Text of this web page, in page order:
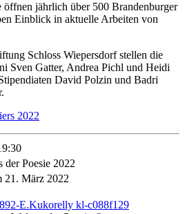
jährlich über 500 Brandenburger
Einblick in aktuelle Arbeiten von
Schloss Wiepersdorf stellen die
Sven Gatter, Andrea Pichl und Heidi
David Polzin und Badri
2022
der Poesie 2022
21. März 2022